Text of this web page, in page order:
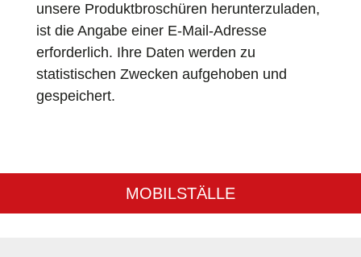
unsere Produktbroschüren herunterzuladen,
ist die Angabe einer E-Mail-Adresse
erforderlich. Ihre Daten werden zu
statistischen Zwecken aufgehoben und
gespeichert.
MOBILSTÄLLE